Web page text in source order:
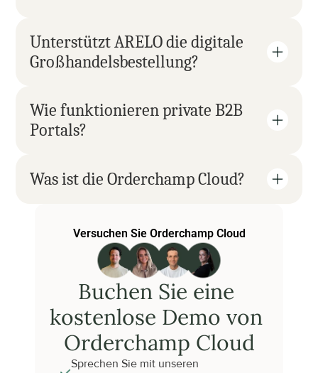
Unterstützt ARELO die digitale
Großhandelsbestellung?
Wie funktionieren private B2B
Portals?
Was ist die Orderchamp Cloud?
Versuchen Sie Orderchamp Cloud
Buchen Sie eine
kostenlose Demo von
Orderchamp Cloud
Sprechen Sie mit unseren